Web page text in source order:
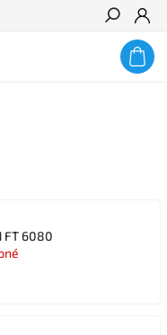
Hledat
FT 6080